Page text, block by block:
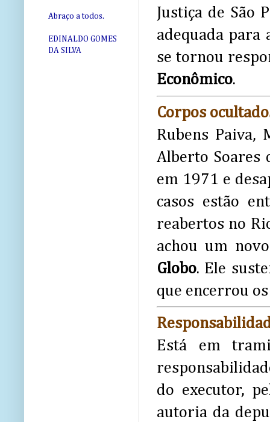
Justiça de São
adequada para
se tornou
Econômico.
Corpos
Rubens Paiva,
Alberto Soares
em 1971 e
casos estão
reabertos no
achou um
Globo. Ele
que encerrou
Está em
do executor,
autoria da
Abraço a todos.
EDINALDO GOMES
DA SILVA